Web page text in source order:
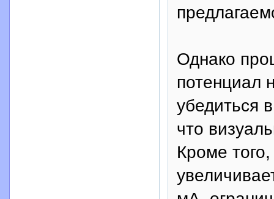
Однако
потенциал
убедиться
что
Кроме